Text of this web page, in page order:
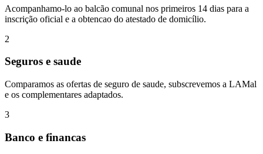
Acompanhamo-lo ao balcão comunal nos primeiros 14 dias para a
inscrição oficial e a obtencao do atestado de domicílio.
2
Seguros e saude
Comparamos as ofertas de seguro de saude, subscrevemos a LAMal
e os complementares adaptados.
3
Banco e financas